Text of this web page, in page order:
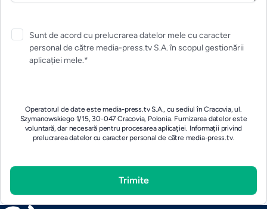
Sunt de acord cu prelucrarea datelor mele cu caracter
personal de către media-press.tv S.A. în scopul gestionării
aplicației mele.*
Operatorul de date este media-press.tv S.A., cu sediul în Cracovia, ul.
Szymanowskiego 1/15, 30-047 Cracovia, Polonia. Furnizarea datelor este
voluntară, dar necesară pentru procesarea aplicației. Informații privind
prelucrarea datelor cu caracter personal de către media-press.tv.